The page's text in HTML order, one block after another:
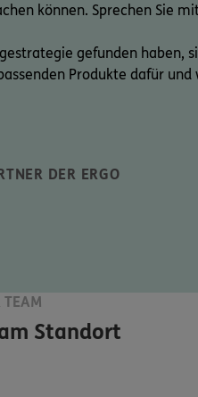
können. Sprechen Sie
gefunden haben,
Produkte dafür und
DER ERGO
TEAM
Standort